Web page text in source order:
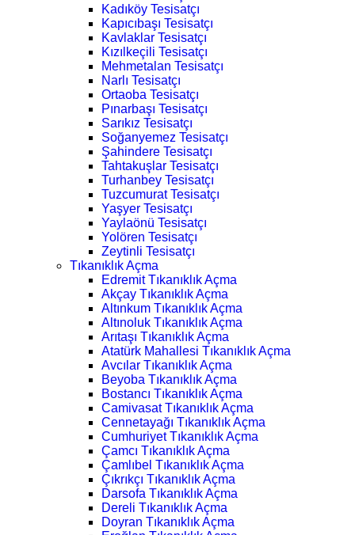
Kadıköy Tesisatçı
Kapıcıbaşı Tesisatçı
Kavlaklar Tesisatçı
Kızılkeçili Tesisatçı
Mehmetalan Tesisatçı
Narlı Tesisatçı
Ortaoba Tesisatçı
Pınarbaşı Tesisatçı
Sarıkız Tesisatçı
Soğanyemez Tesisatçı
Şahindere Tesisatçı
Tahtakuşlar Tesisatçı
Turhanbey Tesisatçı
Tuzcumurat Tesisatçı
Yaşyer Tesisatçı
Yaylaönü Tesisatçı
Yolören Tesisatçı
Zeytinli Tesisatçı
Tıkanıklık Açma
Edremit Tıkanıklık Açma
Akçay Tıkanıklık Açma
Altınkum Tıkanıklık Açma
Altınoluk Tıkanıklık Açma
Arıtaşı Tıkanıklık Açma
Atatürk Mahallesi Tıkanıklık Açma
Avcılar Tıkanıklık Açma
Beyoba Tıkanıklık Açma
Bostancı Tıkanıklık Açma
Camivasat Tıkanıklık Açma
Cennetayağı Tıkanıklık Açma
Cumhuriyet Tıkanıklık Açma
Çamcı Tıkanıklık Açma
Çamlıbel Tıkanıklık Açma
Çıkrıkçı Tıkanıklık Açma
Darsofa Tıkanıklık Açma
Dereli Tıkanıklık Açma
Doyran Tıkanıklık Açma